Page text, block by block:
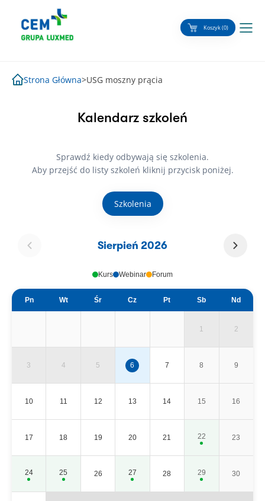
content
Koszyk (0)
Strona Główna>USG moszny prącia
Kalendarz szkoleń
Sprawdź kiedy odbywają się szkolenia.
Aby przejść do listy szkoleń kliknij przycisk poniżej.
Szkolenia
Sierpień 2026
Kurs Webinar Forum
Pn Wt Śr Cz Pt Sb Nd
1 2
3 4 5 6 7 8 9
10 11 12 13 14 15 16
17 18 19 20 21 22 23
24 25 26 27 28 29 30